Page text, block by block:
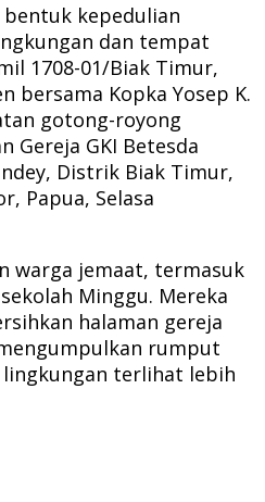
bentuk kepedulian
dan tempat
1708-01/Biak Timur,
bersama Kopka Yosep K.
gotong-royong
Gereja GKI Betesda
Distrik Biak Timur,
Papua, Selasa
warga jemaat, termasuk
Minggu. Mereka
halaman gereja
rumput
terlihat lebih